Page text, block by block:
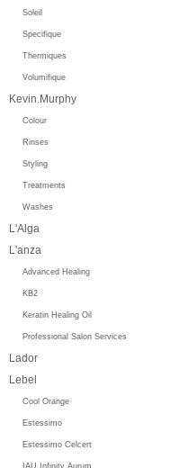
Soleil
Specifique
Thermiques
Volumifique
Kevin.Murphy
Colour
Rinses
Styling
Treatments
Washes
L'Alga
L'anza
Advanced Healing
KB2
Keratin Healing Oil
Professional Salon Services
Lador
Lebel
Cool Orange
Estessimo
Estessimo Celcert
IAU Infinity Aurum